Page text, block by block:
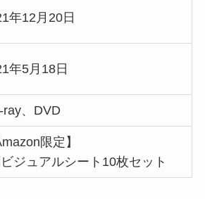
年12月20日
年5月18日
ray、DVD
限定】
ジュアルシート10枚セット